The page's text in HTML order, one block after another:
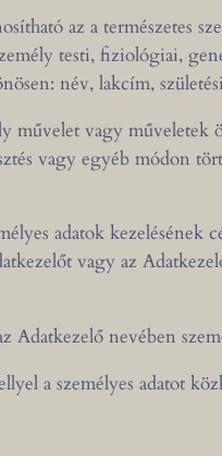
az a természetes
testi, fiziológiai,
név, lakcím,
művelet vagy műveletek
vagy egyéb módon
adatok kezelésének
vagy az
nevében
a személyes adatot